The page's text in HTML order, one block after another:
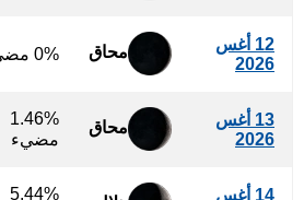
12 أغس
2026
محاق 0% مضيء
13 أغس
2026
محاق
1.46%
مضيء
14 أغس
5.44%